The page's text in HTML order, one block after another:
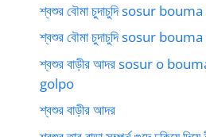
শ্বশুর বৌমা চুদাচুদি sosur
শ্বশুর বৌমা চুদাচুদি sosur
শ্বশুর বাড়ীর আদর sosur o
golpo
শ্বশুর বাড়ীর আদর